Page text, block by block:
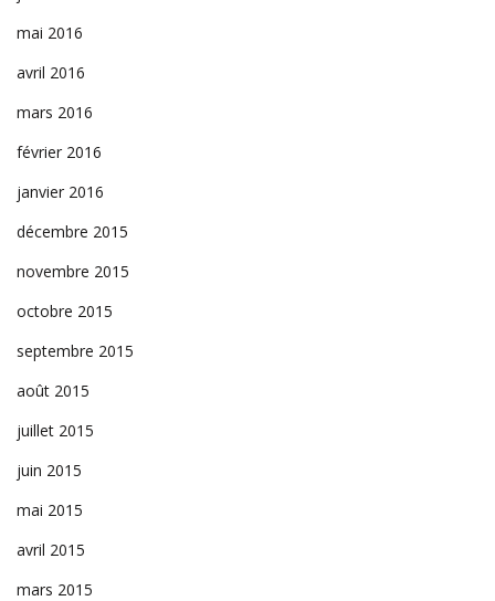
mai 2016
avril 2016
mars 2016
février 2016
janvier 2016
décembre 2015
novembre 2015
octobre 2015
septembre 2015
août 2015
juillet 2015
juin 2015
mai 2015
avril 2015
mars 2015